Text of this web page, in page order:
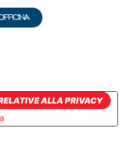
ALLA PRIVACY